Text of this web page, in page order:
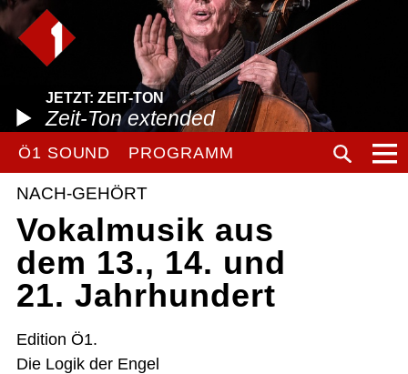
JETZT: ZEIT-TON
Zeit-Ton extended
Ö1 SOUND PROGRAMM
NACH-GEHÖRT
Vokalmusik aus
dem 13., 14. und
21. Jahrhundert
Edition Ö1.
Die Logik der Engel